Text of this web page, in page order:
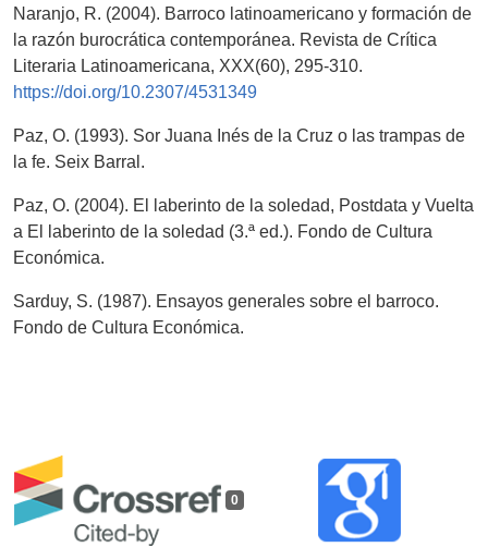
0
Naranjo, R. (2004). Barroco latinoamericano y formación de
la razón burocrática contemporánea. Revista de Crítica
Literaria Latinoamericana, XXX(60), 295-310.
https://doi.org/10.2307/4531349
Paz, O. (1993). Sor Juana Inés de la Cruz o las trampas de
la fe. Seix Barral.
Paz, O. (2004). El laberinto de la soledad, Postdata y Vuelta
a El laberinto de la soledad (3.ª ed.). Fondo de Cultura
Económica.
Sarduy, S. (1987). Ensayos generales sobre el barroco.
Fondo de Cultura Económica.